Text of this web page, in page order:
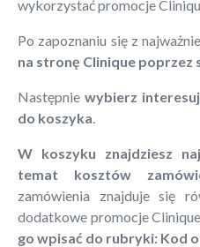
wykorzystać promocje
Po zapoznaniu się z
na stronę Clinique poprzez
Następniewybierz
do koszyka
W koszyku znajdziesz
temat kosztów
zamówienia znajduje się
dodatkowe promocje Clinique.
go wpisać do rubryki: Kod